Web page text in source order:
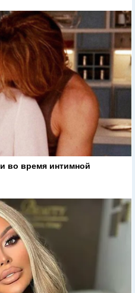
во время интимной